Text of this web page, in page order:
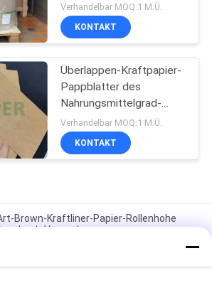
des Überlappen-120gsm
für Umschlag
Verhandelbar MOQ:1 M.Ü.
KONTAKT
Überlappen-Kraftpapier-
Pappblätter des
Nahrungsmittelgrad-
unbeschichtete 250gr
300gr ungebleichte
Verhandelbar MOQ:1 M.Ü.
KONTAKT
Brown-Kraftliner-Papier-Rollenhohe
Verpackung
Holzschliff 250GSM 300GSM für